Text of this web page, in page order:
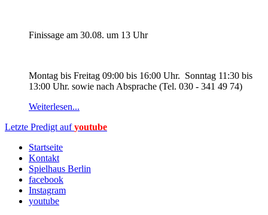
Finissage am 30.08. um 13 Uhr
Montag bis Freitag 09:00 bis 16:00 Uhr. Sonntag 11:30 bis
13:00 Uhr. sowie nach Absprache (Tel. 030 - 341 49 74)
Weiterlesen...
Letzte Predigt auf youtube
Startseite
Kontakt
Spielhaus Berlin
facebook
Instagram
youtube